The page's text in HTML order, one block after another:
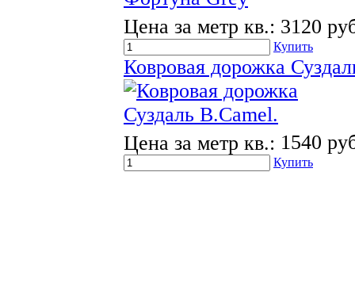
Цена за метр кв.: 3120
Купить
Ковровая дорожка
Цена за метр кв.: 1540
Купить